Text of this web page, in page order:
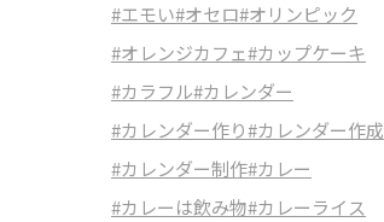
#エモい#オセロ#オリンピック
#オレンジカフェ#カップケーキ
#カラフル#カレンダー
#カレンダー作り#カレンダー作成
#カレンダー制作#カレー
#カレーは飲み物#カレーライス